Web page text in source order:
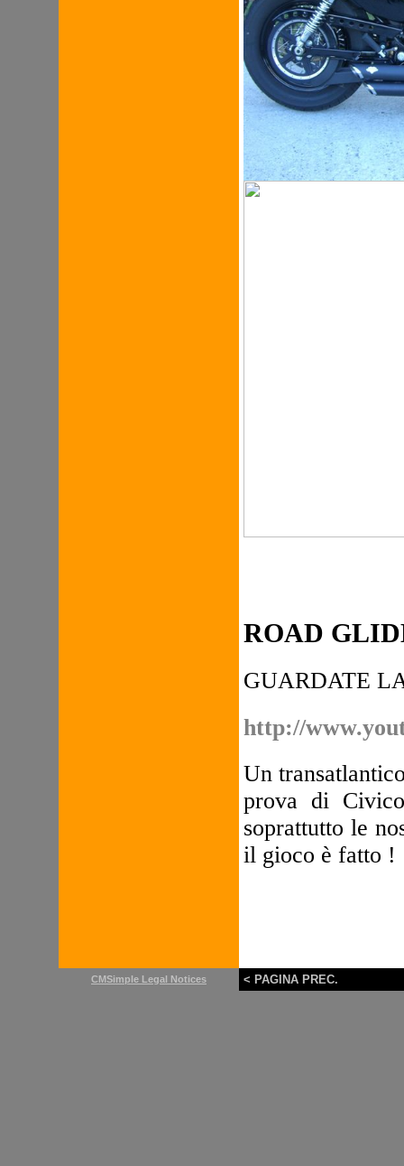
ROAD
GUARDATE
http://
Un
prova di
soprattutto le
il gioco è fatto !
CMSimple Legal Notices < PAGINA PREC.